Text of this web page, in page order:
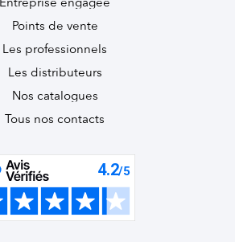
Points de vente
Les professionnels
Les distributeurs
Nos catalogues
Tous nos contacts